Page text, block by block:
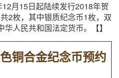
月15日起陆续发行2018年贺
2枚，其中银质纪念币1枚，双
人民共和国法定货币。【】
铜合金纪念币预约